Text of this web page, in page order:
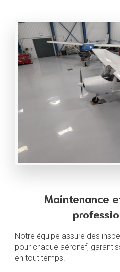
Maintenance
Notre équipe assure des
pour chaque aéronef,
en tout temps.